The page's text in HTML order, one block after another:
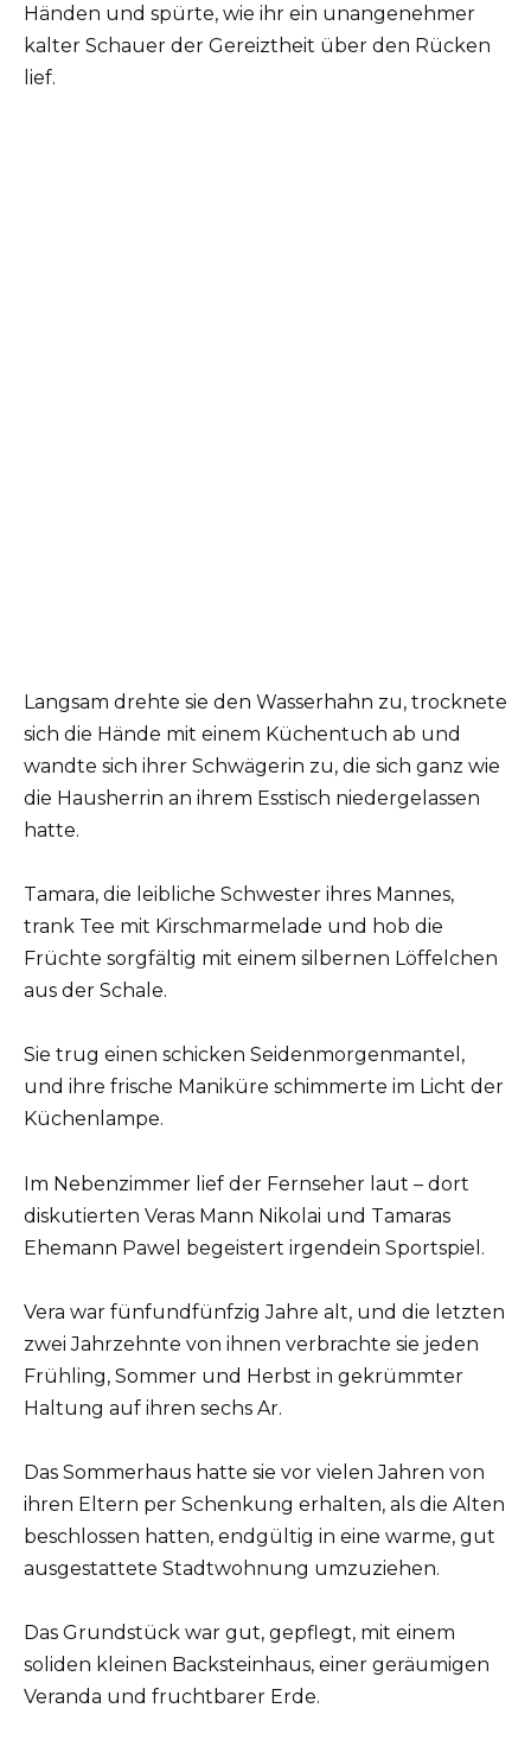
Händen und spürte, wie ihr ein unangenehmer
kalter Schauer der Gereiztheit über den Rücken
lief.
Langsam drehte sie den Wasserhahn zu, trocknete
sich die Hände mit einem Küchentuch ab und
wandte sich ihrer Schwägerin zu, die sich ganz wie
die Hausherrin an ihrem Esstisch niedergelassen
hatte.
Tamara, die leibliche Schwester ihres Mannes,
trank Tee mit Kirschmarmelade und hob die
Früchte sorgfältig mit einem silbernen Löffelchen
aus der Schale.
Sie trug einen schicken Seidenmorgenmantel,
und ihre frische Maniküre schimmerte im Licht der
Küchenlampe.
Im Nebenzimmer lief der Fernseher laut – dort
diskutierten Veras Mann Nikolai und Tamaras
Ehemann Pawel begeistert irgendein Sportspiel.
Vera war fünfundfünfzig Jahre alt, und die letzten
zwei Jahrzehnte von ihnen verbrachte sie jeden
Frühling, Sommer und Herbst in gekrümmter
Haltung auf ihren sechs Ar.
Das Sommerhaus hatte sie vor vielen Jahren von
ihren Eltern per Schenkung erhalten, als die Alten
beschlossen hatten, endgültig in eine warme, gut
ausgestattete Stadtwohnung umzuziehen.
Das Grundstück war gut, gepflegt, mit einem
soliden kleinen Backsteinhaus, einer geräumigen
Veranda und fruchtbarer Erde.